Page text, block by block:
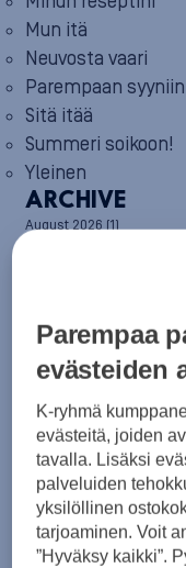
Mun itä
Neuvosta vaari
Parempaan syyniin
Sitä itää
Summeri soikoon!
Yleinen
ARCHIVE
August 2026(1)
March 2026(8)
February 2026
(5)
January 2026(6)
December 2025
November 2025(7)
October 2025(8)
September 2025(5)
August 2025(6)
July 2025(7)
June 2025(7)
May 2025(6)
Parempaa
evästeiden
K-ryhmä
evästeitä, joiden
tavalla. Lisäksi
palveluiden
yksilöllinen
tarjoaminen. Voit
”Hyväksy kaikki”.